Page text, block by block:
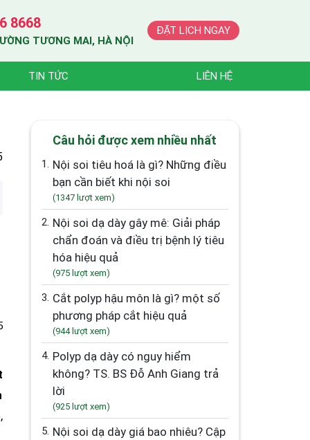
8668
TƯƠNG MAI, HÀ NỘI
ĐẶT LỊCH NGAY
TIN TỨC LIÊN HỆ
Câu hỏi được xem nhiều nhất
1. Nội soi tiêu hoá là gì? Những điều
bạn cần biết khi nội soi
(1347 lượt xem)
2. Nội soi dạ dày gây mê: Giải pháp
chẩn đoán và điều trị bệnh lý tiêu
hóa hiệu quả
(975 lượt xem)
3. Cắt polyp hậu môn là gì? một số
phương pháp cắt hiệu quả
(944 lượt xem)
4. Polyp dạ dày có nguy hiểm
không? TS. BS Đỗ Anh Giang trả
lời
(925 lượt xem)
5. Nội soi dạ dày giá bao nhiêu? Cập